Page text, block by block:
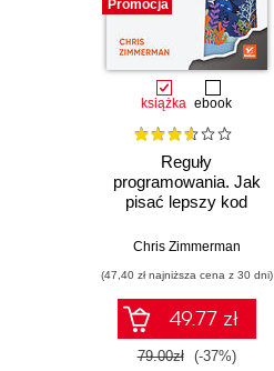
Promocja
książka ebook
Reguły
programowania. Jak
pisać lepszy kod
Chris Zimmerman
(47,40 zł najniższa cena z 30 dni)
49.77 zł
79.00zł (-37%)